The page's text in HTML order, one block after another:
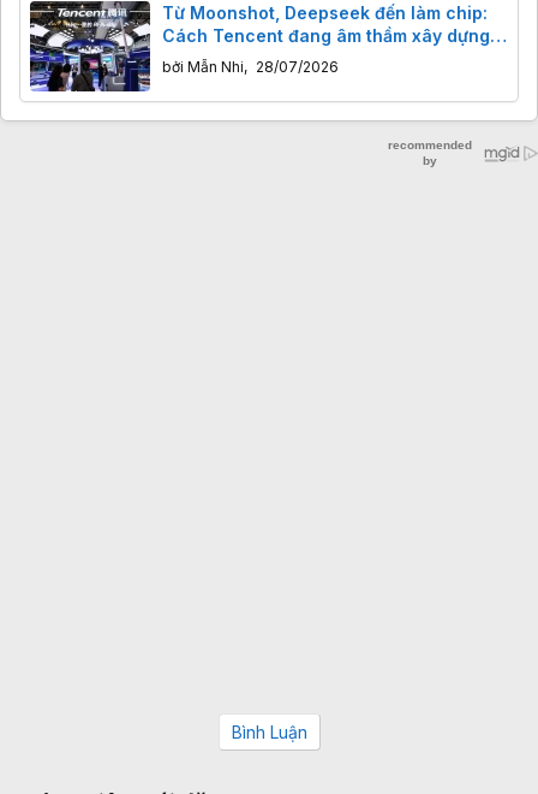
Từ Moonshot, Deepseek đến làm chip:
Cách Tencent đang âm thầm xây dựng
"đế chế" AI của mình
bởi Mẫn Nhi, 28/07/2026
Bình Luận